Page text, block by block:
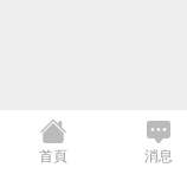
首頁 消息